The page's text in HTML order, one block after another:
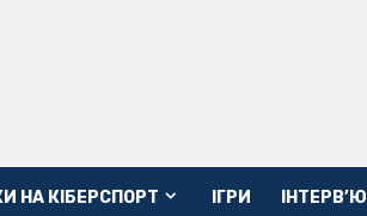
НА КІБЕРСПОРТ ІГРИ ІНТЕРВ’Ю